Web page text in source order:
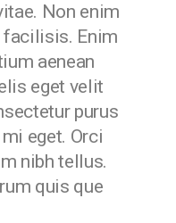
Non enim
facilisis. Enim
aenean
eget velit
purus
eget. Orci
nibh tellus.
quis que